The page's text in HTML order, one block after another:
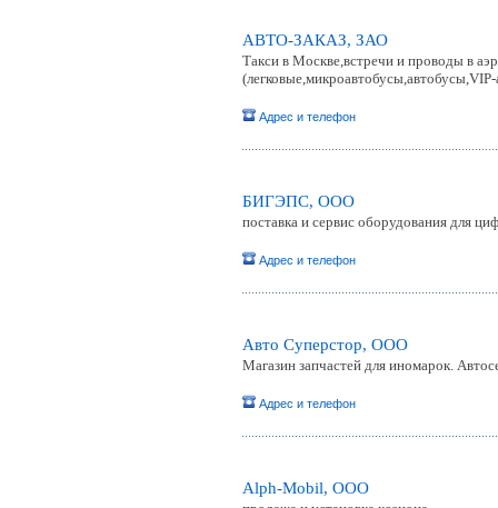
АВТО-ЗАКАЗ, ЗАО
Такси в Москве,встречи и проводы в
Адрес и телефон
БИГЭПС, ООО
поставка и сервис оборудования для
Адрес и телефон
Авто Суперстор, ООО
Магазин запчастей для иномарок.
Адрес и телефон
Alph-Mobil, ООО